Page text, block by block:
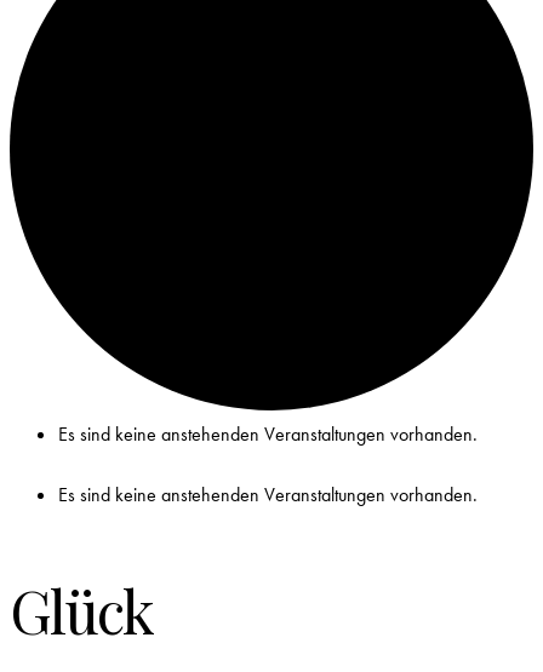
Es sind keine anstehenden Veranstaltungen vorhanden.
Es sind keine anstehenden Veranstaltungen vorhanden.
Glück